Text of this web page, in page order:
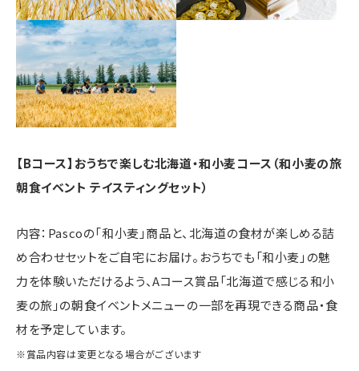
【Bコース】おうちで楽しむ北海道・和小麦コース（和小麦の旅
朝食イベント テイスティングセット）
内容：Pascoの「和小麦」商品と、北海道の食材が楽しめる詰
め合わせセットをご自宅にお届け。おうちでも「和小麦」の魅
力を体験いただけるよう、Aコース賞品「北海道で感じる和小
麦の旅」の朝食イベントメニューの一部を再現できる商品・食
材を予定しています。
※賞品内容は変更となる場合がございます